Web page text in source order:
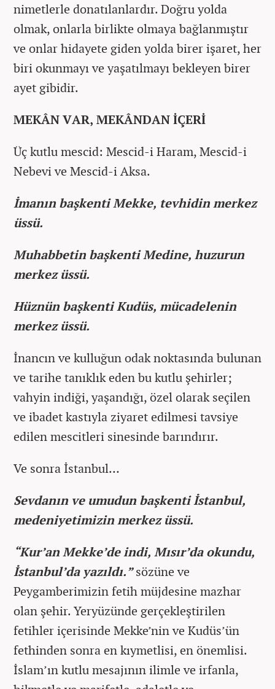
nimetlerle donatılanlardır. Doğru yolda
olmak, onlarla birlikte olmaya bağlanmıştır
ve onlar hidayete giden yolda birer işaret, her
biri okunmayı ve yaşatılmayı bekleyen birer
ayet gibidir.
MEKÂN VAR, MEKÂNDAN İÇERİ
Üç kutlu mescid: Mescid-i Haram, Mescid-i
Nebevi ve Mescid-i Aksa.
İmanın başkenti Mekke, tevhidin merkez
üssü.
Muhabbetin başkenti Medine, huzurun
merkez üssü.
Hüznün başkenti Kudüs, mücadelenin
merkez üssü.
İnancın ve kulluğun odak noktasında bulunan
ve tarihe tanıklık eden bu kutlu şehirler;
vahyin indiği, yaşandığı, özel olarak seçilen
ve ibadet kastıyla ziyaret edilmesi tavsiye
edilen mescitleri sinesinde barındırır.
Ve sonra İstanbul…
Sevdanın ve umudun başkenti İstanbul,
medeniyetimizin merkez üssü.
“Kur’an Mekke’de indi, Mısır’da okundu,
İstanbul’da yazıldı.”sözüne ve
Peygamberimizin fetih müjdesine mazhar
olan şehir. Yeryüzünde gerçekleştirilen
fetihler içerisinde Mekke’nin ve Kudüs’ün
fethinden sonra en kıymetlisi, en önemlisi.
İslam’ın kutlu mesajının ilimle ve irfanla,